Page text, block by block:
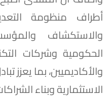
أطراف منظومة
والاستكشاف
الحكومية وشركات
والأكاديميين، بما يعزز
الاستثمارية وبناء